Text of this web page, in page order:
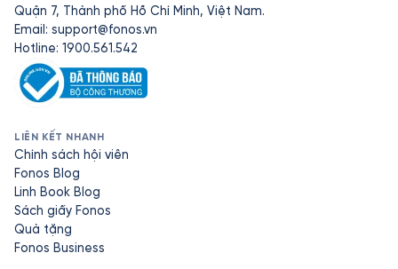
Quận 7, Thành phố Hồ Chí Minh, Việt Nam.
Email: support@fonos.vn
Hotline: 1900.561.542
LIÊN KẾT NHANH
Chính sách hội viên
Fonos Blog
Linh Book Blog
Sách giấy Fonos
Quà tặng
Fonos Business